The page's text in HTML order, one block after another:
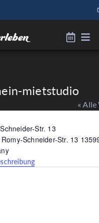
mietstudio
«
Str. 13
Romy-Schneider-Str. 13